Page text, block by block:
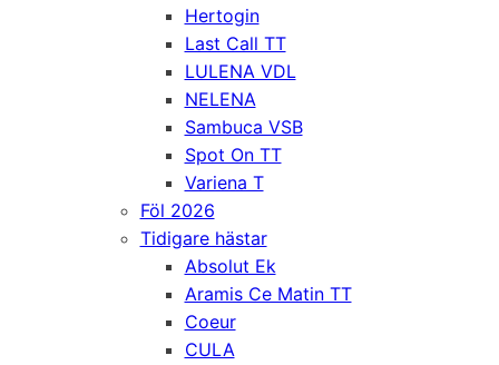
Hertogin
Last Call TT
LULENA VDL
NELENA
Sambuca VSB
Spot On TT
Variena T
Föl 2026
Tidigare hästar
Absolut Ek
Aramis Ce Matin TT
Coeur
CULA